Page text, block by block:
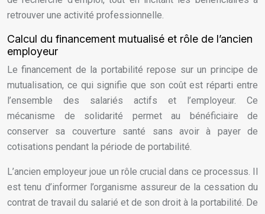
retrouver une activité professionnelle.
Calcul du financement mutualisé et rôle de l’ancien
employeur
Le financement de la portabilité repose sur un principe de
mutualisation, ce qui signifie que son coût est réparti entre
l’ensemble des salariés actifs et l’employeur. Ce
mécanisme de solidarité permet au bénéficiaire de
conserver sa couverture santé sans avoir à payer de
cotisations pendant la période de portabilité.
L’ancien employeur joue un rôle crucial dans ce processus. Il
est tenu d’informer l’organisme assureur de la cessation du
contrat de travail du salarié et de son droit à la portabilité. De